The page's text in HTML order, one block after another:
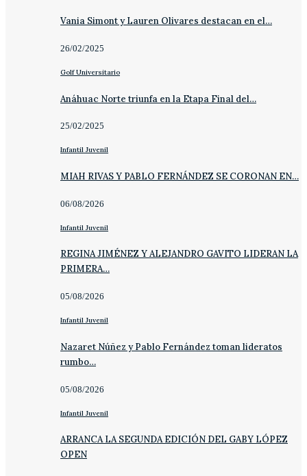
Vania Simont y Lauren Olivares destacan en el…
26/02/2025
Golf Universitario
Anáhuac Norte triunfa en la Etapa Final del…
25/02/2025
Infantil Juvenil
MIAH RIVAS Y PABLO FERNÁNDEZ SE CORONAN EN…
06/08/2026
Infantil Juvenil
REGINA JIMÉNEZ Y ALEJANDRO GAVITO LIDERAN LA
PRIMERA…
05/08/2026
Infantil Juvenil
Nazaret Núñez y Pablo Fernández toman lideratos
rumbo…
05/08/2026
Infantil Juvenil
ARRANCA LA SEGUNDA EDICIÓN DEL GABY LÓPEZ
OPEN